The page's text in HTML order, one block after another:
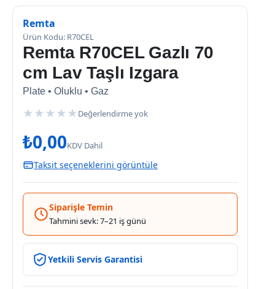
Remta
Ürün Kodu: R70CEL
Remta R70CEL Gazlı 70
cm Lav Taşlı Izgara
Plate • Oluklu • Gaz
★ ★ ★ ★ ★ Değerlendirme yok
₺0,00KDV Dahil
Taksit seçeneklerini görüntüle
Siparişle Temin
Tahmini sevk: 7–21 iş günü
Yetkili Servis Garantisi